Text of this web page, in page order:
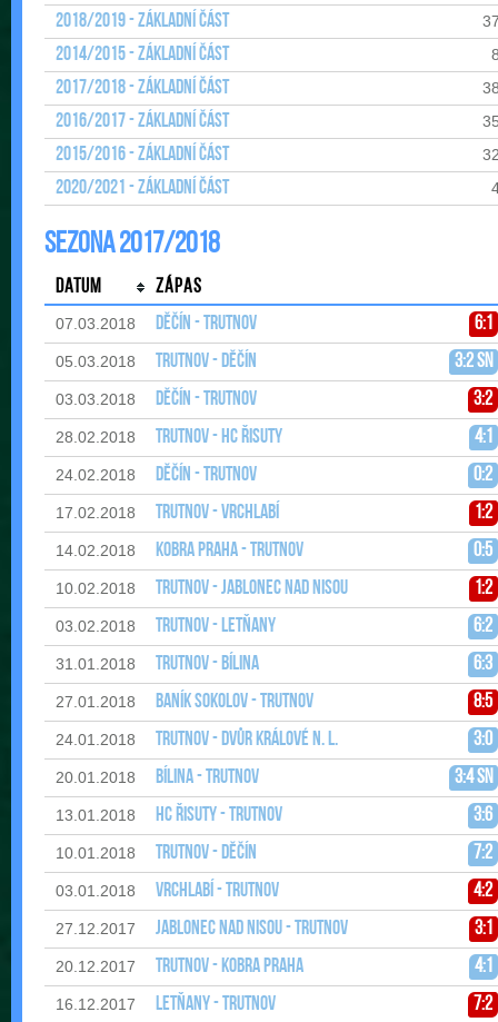
2018/2019 - Základní část
2014/2015 - Základní část
2017/2018 - Základní část
2016/2017 - Základní část
2015/2016 - Základní část
2020/2021 - Základní část
Sezona 2017/2018
Datum Zápas
07.03.2018 Děčín - Trutnov 6:1
05.03.2018 Trutnov - Děčín 3:2 sn
03.03.2018 Děčín - Trutnov 3:2
28.02.2018 Trutnov - HC Řisuty 4:1
24.02.2018 Děčín - Trutnov 0:2
17.02.2018 Trutnov - Vrchlabí 1:2
14.02.2018 Kobra Praha - Trutnov 0:5
10.02.2018 Trutnov - Jablonec nad Nisou 1:2
03.02.2018 Trutnov - Letňany 6:2
31.01.2018 Trutnov - Bílina 6:3
27.01.2018 Baník Sokolov - Trutnov 8:5
24.01.2018 Trutnov - Dvůr Králové n. L. 3:0
20.01.2018 Bílina - Trutnov 3:4 sn
13.01.2018 HC Řisuty - Trutnov 3:6
10.01.2018 Trutnov - Děčín 7:2
03.01.2018 Vrchlabí - Trutnov 4:2
27.12.2017 Jablonec nad Nisou - Trutnov 3:1
20.12.2017 Trutnov - Kobra Praha 4:1
16.12.2017 Letňany - Trutnov 7:2